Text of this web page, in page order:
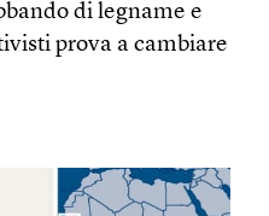
di legname e
prova a cambiare